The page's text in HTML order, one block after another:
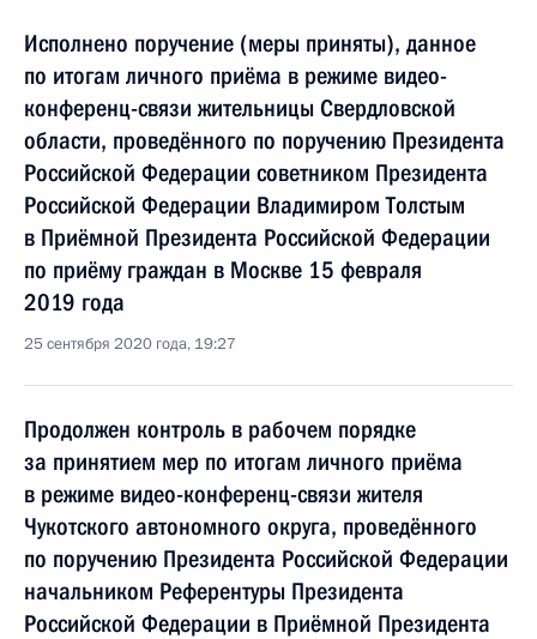
Исполнено поручение (меры приняты), данное
по итогам личного приёма в режиме видео-
конференц-связи жительницы Свердловской
области, проведённого по поручению Президента
Российской Федерации советником Президента
Российской Федерации Владимиром Толстым
в Приёмной Президента Российской Федерации
по приёму граждан в Москве 15 февраля
2019 года
25 сентября 2020 года, 19:27
Продолжен контроль в рабочем порядке
за принятием мер по итогам личного приёма
в режиме видео-конференц-связи жителя
Чукотского автономного округа, проведённого
по поручению Президента Российской Федерации
начальником Референтуры Президента
Российской Федерации в Приёмной Президента